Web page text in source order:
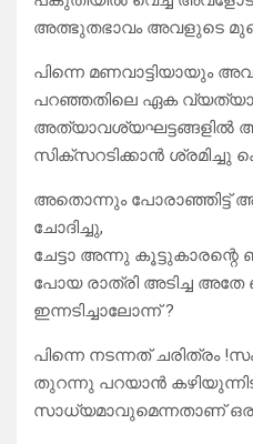
അത്ഭുതഭാവം അവളുടെ
പിന്നെ മണവാട്ടിയായും
പറഞ്ഞതിലെ ഏക
അത്യാവശ്യഘട്ടങ്ങളിൽ
സിക്സറടിക്കാൻ
അതൊന്നും പോരാഞ്ഞിട്ട്
ചോദിച്ചു,
ചേട്ടാ അന്നു കൂട്ടുകാരന്റെ
പോയ രാത്രി അടിച്ച അതേ
ഇന്നടിച്ചാലോന്ന് ?
പിന്നെ നടന്നത് ചരിത്രം
തുറന്നു പറയാൻ
സാധ്യമാവുമെന്നതാണ് ഒരു